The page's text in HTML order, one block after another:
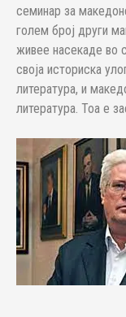
семинар за
голем број други
живее насекаде во
своја историска
литература, и
литература. Тоа е